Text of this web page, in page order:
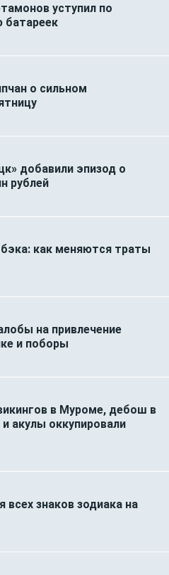
уступил по
батареек
о сильном
добавили эпизод о
рублей
как меняются траты
на привлечение
и поборы
в Муроме, дебош в
акулы оккупировали
знаков зодиака на